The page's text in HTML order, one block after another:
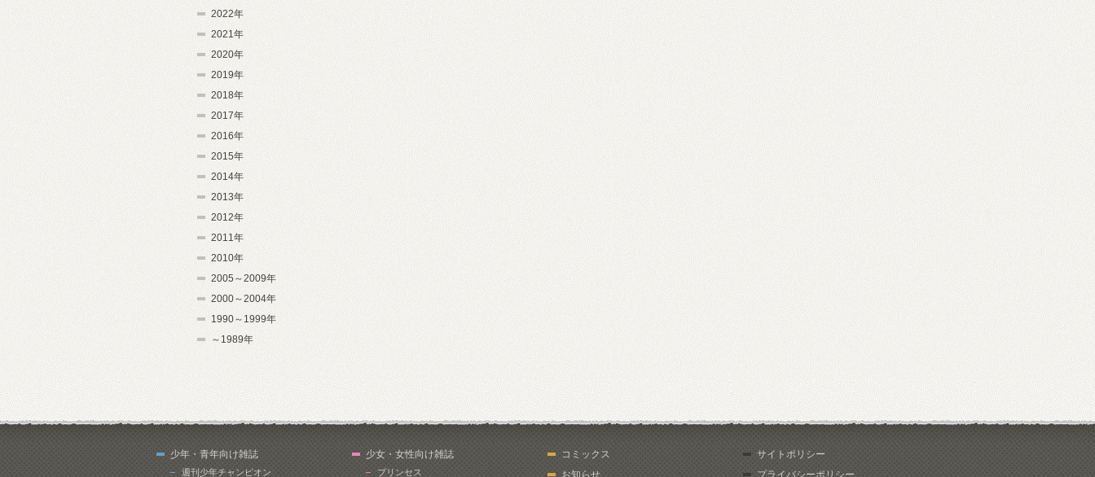
2022年
2021年
2020年
2019年
2018年
2017年
2016年
2015年
2014年
2013年
2012年
2011年
2010年
2005～2009年
2000～2004年
1990～1999年
～1989年
少年・青年向け雑誌
週刊少年チャンピオン
少女・女性向け雑誌
プリンセス
コミックス
お知らせ
サイトポリシー
プライバシーポリシー